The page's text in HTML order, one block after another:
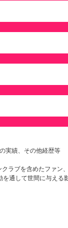
実績、その他経歴等
クラブを含めたファン
を通して世間に与える